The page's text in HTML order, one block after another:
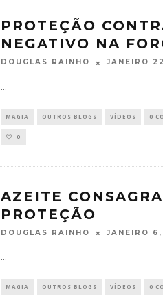
PROTEÇÃO
NEGATIVO NA
DOUGLAS RAINHO JANEIRO
...
MAGIA OUTROS BLOGS VÍDEOS 0
0
AZEITE
PROTEÇÃO
DOUGLAS RAINHO JANEIRO 6,
...
MAGIA OUTROS BLOGS VÍDEOS 0